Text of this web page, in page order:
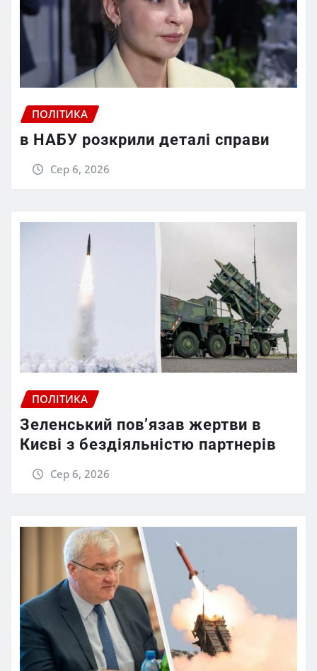
ПОЛІТИКА
в НАБУ розкрили деталі справи
Сер 6, 2026
ПОЛІТИКА
Зеленський пов’язав жертви в
Києві з бездіяльністю партнерів
Сер 6, 2026